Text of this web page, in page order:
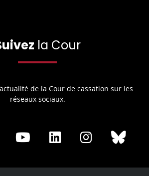
la Cour
de la Cour de cassation sur les
réseaux sociaux.
Share
Youtube
Share
LinkedIn
Share
Instagram